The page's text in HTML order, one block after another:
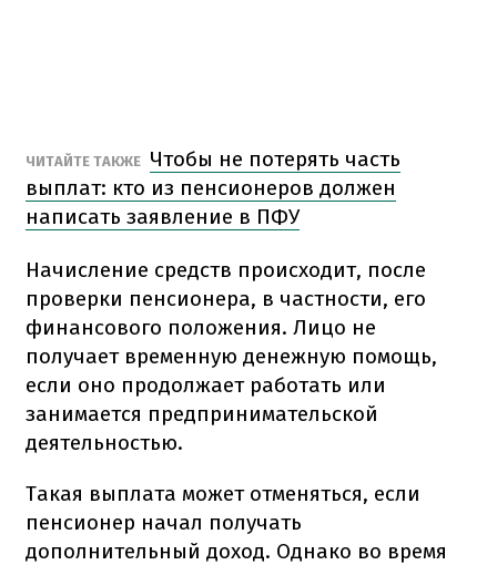
ЧИТАЙТЕ ТАКЖЕ Чтобы не потерять часть
выплат: кто из пенсионеров должен
написать заявление в ПФУ
Начисление средств происходит, после
проверки пенсионера, в частности, его
финансового положения. Лицо не
получает временную денежную помощь,
если оно продолжает работать или
занимается предпринимательской
деятельностью.
Такая выплата может отменяться, если
пенсионер начал получать
дополнительный доход. Однако во время